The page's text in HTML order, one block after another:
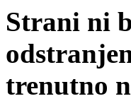
Strani ni
trenutno